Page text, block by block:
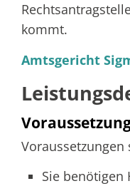
kommt.
Amtsgericht
Voraussetzungen
Sie benötigen